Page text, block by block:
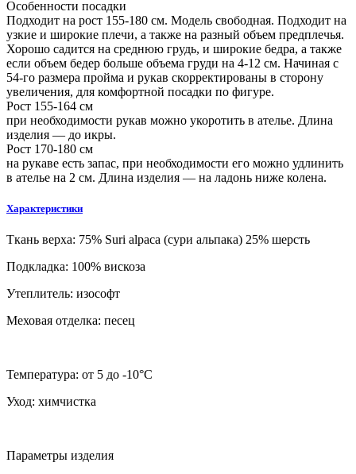
Особенности посадки
Подходит на рост 155-180 см. Модель свободная. Подходит на
узкие и широкие плечи, а также на разный объем предплечья.
Хорошо садится на среднюю грудь, и широкие бедра, а также
если объем бедер больше объема груди на 4-12 см. Начиная с
54-го размера пройма и рукав скорректированы в сторону
увеличения, для комфортной посадки по фигуре.
Рост 155-164 см
при необходимости рукав можно укоротить в ателье. Длина
изделия — до икры.
Рост 170-180 см
на рукаве есть запас, при необходимости его можно удлинить
в ателье на 2 см. Длина изделия — на ладонь ниже колена.
Характеристики
Ткань верха: 75% Suri alpaca (сури альпака) 25% шерсть
Подкладка: 100% вискоза
Утеплитель: изософт
Меховая отделка: песец
Температура: от 5 до -10°C
Уход: химчистка
Параметры изделия